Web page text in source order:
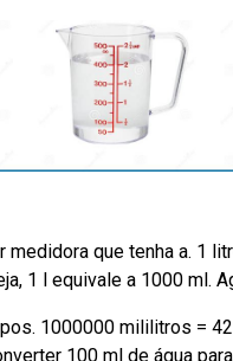
medidora que tenha a. 1
1 l equivale a 1000 ml.
1000000 mililitros =
100 ml de água